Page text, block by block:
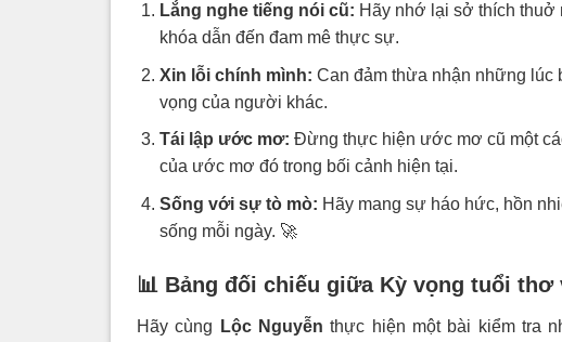
Lắng nghe tiếng nói cũ: Hãy nhớ lại sở thích thuở
khóa dẫn đến đam mê thực sự.
Xin lỗi chính mình: Can đảm thừa nhận những lúc
vọng của người khác.
Tái lập ước mơ: Đừng thực hiện ước mơ cũ một
của ước mơ đó trong bối cảnh hiện tại.
Sống với sự tò mò: Hãy mang sự háo hức, hồn
sống mỗi ngày. 🚀
📊 Bảng đối chiếu giữa Kỳ vọng tuổi
Hãy cùng Lộc Nguyễn thực hiện một bài kiểm tra